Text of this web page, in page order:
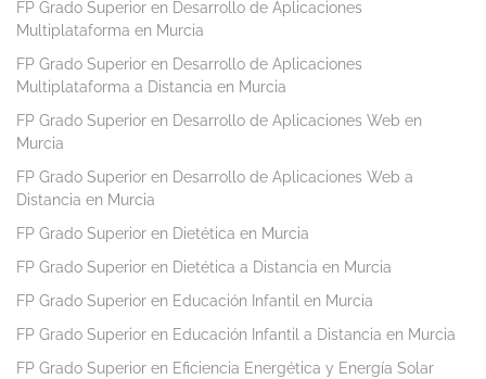
FP Grado Superior en Desarrollo de Aplicaciones
Multiplataforma en Murcia
FP Grado Superior en Desarrollo de Aplicaciones
Multiplataforma a Distancia en Murcia
FP Grado Superior en Desarrollo de Aplicaciones Web en
Murcia
FP Grado Superior en Desarrollo de Aplicaciones Web a
Distancia en Murcia
FP Grado Superior en Dietética en Murcia
FP Grado Superior en Dietética a Distancia en Murcia
FP Grado Superior en Educación Infantil en Murcia
FP Grado Superior en Educación Infantil a Distancia en Murcia
FP Grado Superior en Eficiencia Energética y Energía Solar